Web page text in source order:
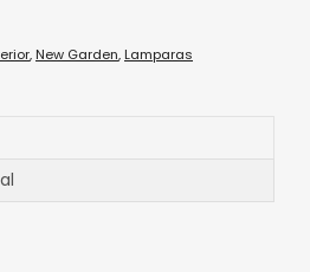
,New Garden,Lamparas